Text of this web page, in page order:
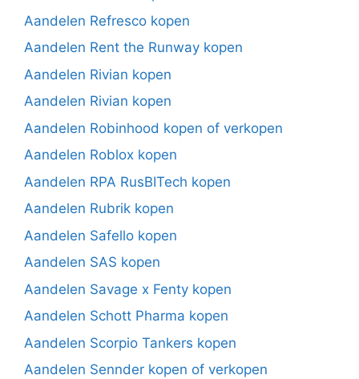
Aandelen Refresco kopen
Aandelen Rent the Runway kopen
Aandelen Rivian kopen
Aandelen Rivian kopen
Aandelen Robinhood kopen of verkopen
Aandelen Roblox kopen
Aandelen RPA RusBITech kopen
Aandelen Rubrik kopen
Aandelen Safello kopen
Aandelen SAS kopen
Aandelen Savage x Fenty kopen
Aandelen Schott Pharma kopen
Aandelen Scorpio Tankers kopen
Aandelen Sennder kopen of verkopen